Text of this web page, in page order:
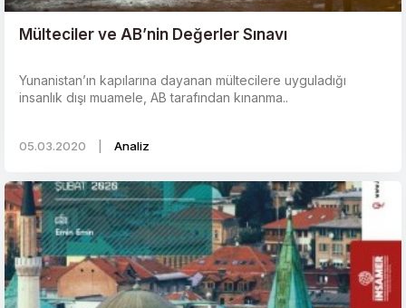
Mülteciler ve AB’nin Değerler Sınavı
Yunanistan’ın kapılarına dayanan mültecilere uyguladığı
insanlık dışı muamele, AB tarafından kınanma..
05.03.2020 Analiz